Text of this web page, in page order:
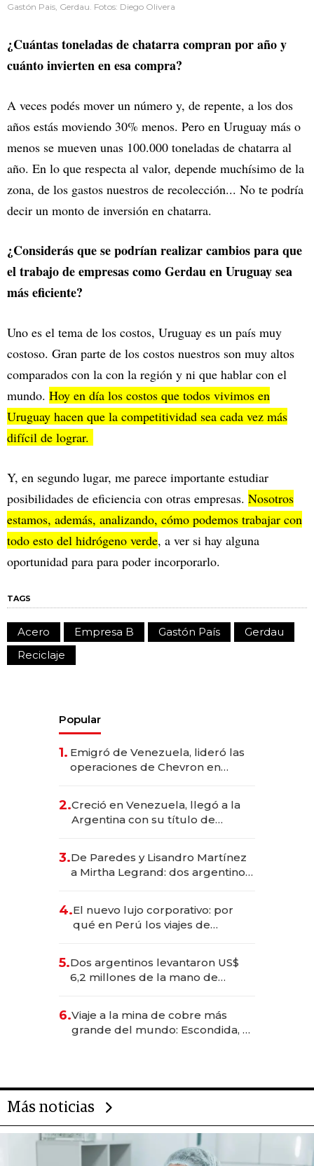
Gastón Pais, Gerdau. Fotos: Diego Olivera
¿Cuántas toneladas de chatarra compran por año y
cuánto invierten en esa compra?
A veces podés mover un número y, de repente, a los dos
años estás moviendo 30% menos. Pero en Uruguay más o
menos se mueven unas 100.000 toneladas de chatarra al
año. En lo que respecta al valor, depende muchísimo de la
zona, de los gastos nuestros de recolección... No te podría
decir un monto de inversión en chatarra.
¿Considerás que se podrían realizar cambios para que
el trabajo de empresas como Gerdau en Uruguay sea
más eficiente?
Uno es el tema de los costos, Uruguay es un país muy
costoso. Gran parte de los costos nuestros son muy altos
comparados con la con la región y ni que hablar con el
mundo. Hoy en día los costos que todos vivimos en
Uruguay hacen que la competitividad sea cada vez más
difícil de lograr.
Y, en segundo lugar, me parece importante estudiar
posibilidades de eficiencia con otras empresas. Nosotros
estamos, además, analizando, cómo podemos trabajar con
todo esto del hidrógeno verde, a ver si hay alguna
oportunidad para para poder incorporarlo.
TAGS
Acero Empresa B Gastón País
Gerdau
Reciclaje
Popular
1. Emigró de Venezuela, lideró las
operaciones de Chevron en
2.Creció en Venezuela, llegó a la
Argentina con su título de
las marcas "fast premium"
3.De Paredes y Lisandro Martínez
a Mirtha Legrand: dos argentinos
4.El nuevo lujo corporativo: por
qué en Perú los viajes de
para convertirse en experiencias
transformadoras
5.Dos argentinos levantaron US$
6,2 millones de la mano de
6.Viaje a la mina de cobre más
grande del mundo: Escondida, el
Más noticias